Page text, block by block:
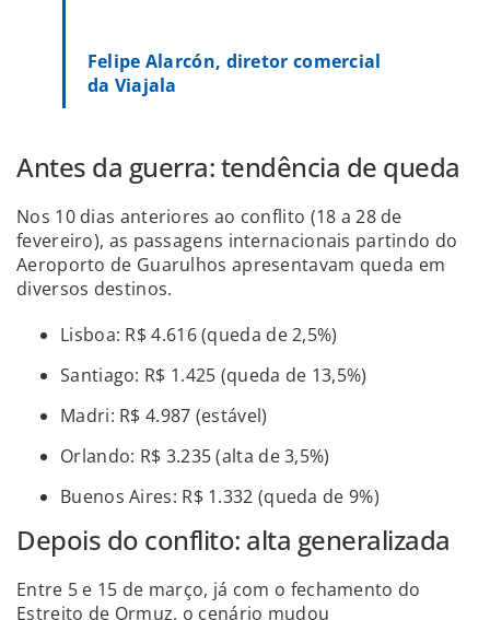
Felipe Alarcón, diretor comercial
da Viajala
Antes da guerra: tendência de queda
Nos 10 dias anteriores ao conflito (18 a 28 de
fevereiro), as passagens internacionais partindo do
Aeroporto de Guarulhos apresentavam queda em
diversos destinos.
Lisboa: R$ 4.616 (queda de 2,5%)
Santiago: R$ 1.425 (queda de 13,5%)
Madri: R$ 4.987 (estável)
Orlando: R$ 3.235 (alta de 3,5%)
Buenos Aires: R$ 1.332 (queda de 9%)
Depois do conflito: alta generalizada
Entre 5 e 15 de março, já com o fechamento do
Estreito de Ormuz, o cenário mudou